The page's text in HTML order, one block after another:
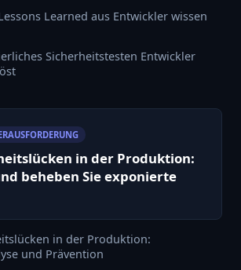
Learned aus Entwickler wissen
Sicherheitstesten Entwickler
in der Produktion:
beheben Sie exponierte
in der Produktion:
und Prävention